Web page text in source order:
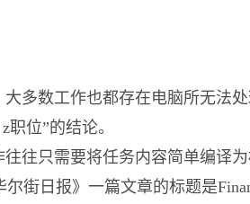
多数工作也都存在电脑所无法
位”的结论。
往只需要将任务内容简单编译
街日报》一篇文章的标题是